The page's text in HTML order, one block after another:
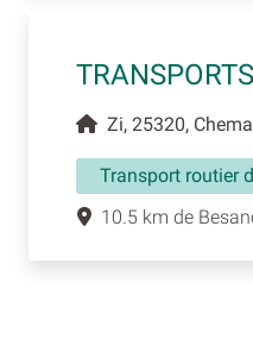
Zi, 25320,
Transport routier
10.5 km de